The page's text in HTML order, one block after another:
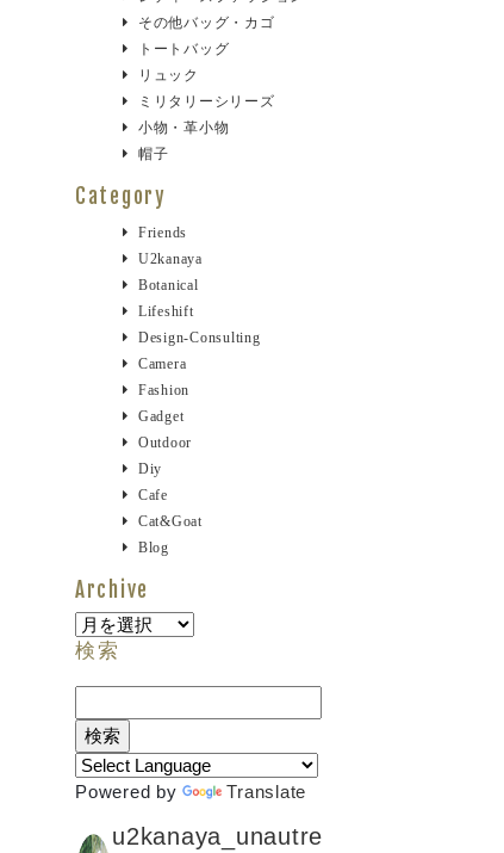
その他バッグ・カゴ
トートバッグ
リュック
ミリタリーシリーズ
小物・革小物
帽子
Category
Friends
U2kanaya
Botanical
Lifeshift
Design-Consulting
Camera
Fashion
Gadget
Outdoor
Diy
Cafe
Cat&goat
Blog
Archive
Archive
検索
索:
Powered by Translate
u2kanaya_unautre